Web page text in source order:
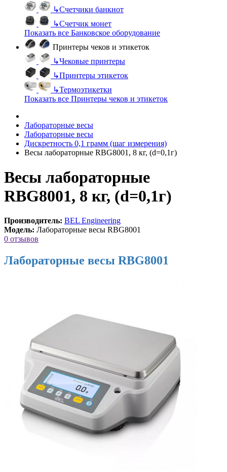
↳Счетчики банкнот
↳Счетчик монет
Показать все Банковское оборудование
Принтеры чеков и этикеток
↳Чековые принтеры
↳Принтеры этикеток
↳Термоэтикетки
Показать все Принтеры чеков и этикеток
Лабораторные весы
Лабораторные весы
Дискретность 0,1 грамм (шаг измерения)
Весы лабораторные RBG8001, 8 кг, (d=0,1г)
Весы лабораторные
RBG8001, 8 кг, (d=0,1г)
Производитель: BEL Engineering
Модель: Лабораторные весы RBG8001
0 отзывов
Лабораторные весы RBG8001